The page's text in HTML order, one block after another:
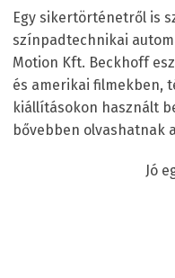
Egy sikertörténetről is
színpadtechnikai
Motion Kft. Beckhoff
és amerikai filmekben,
kiállításokon használt
bővebben olvashatnak
Jó